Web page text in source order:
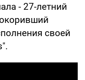
- 27-летний
своей